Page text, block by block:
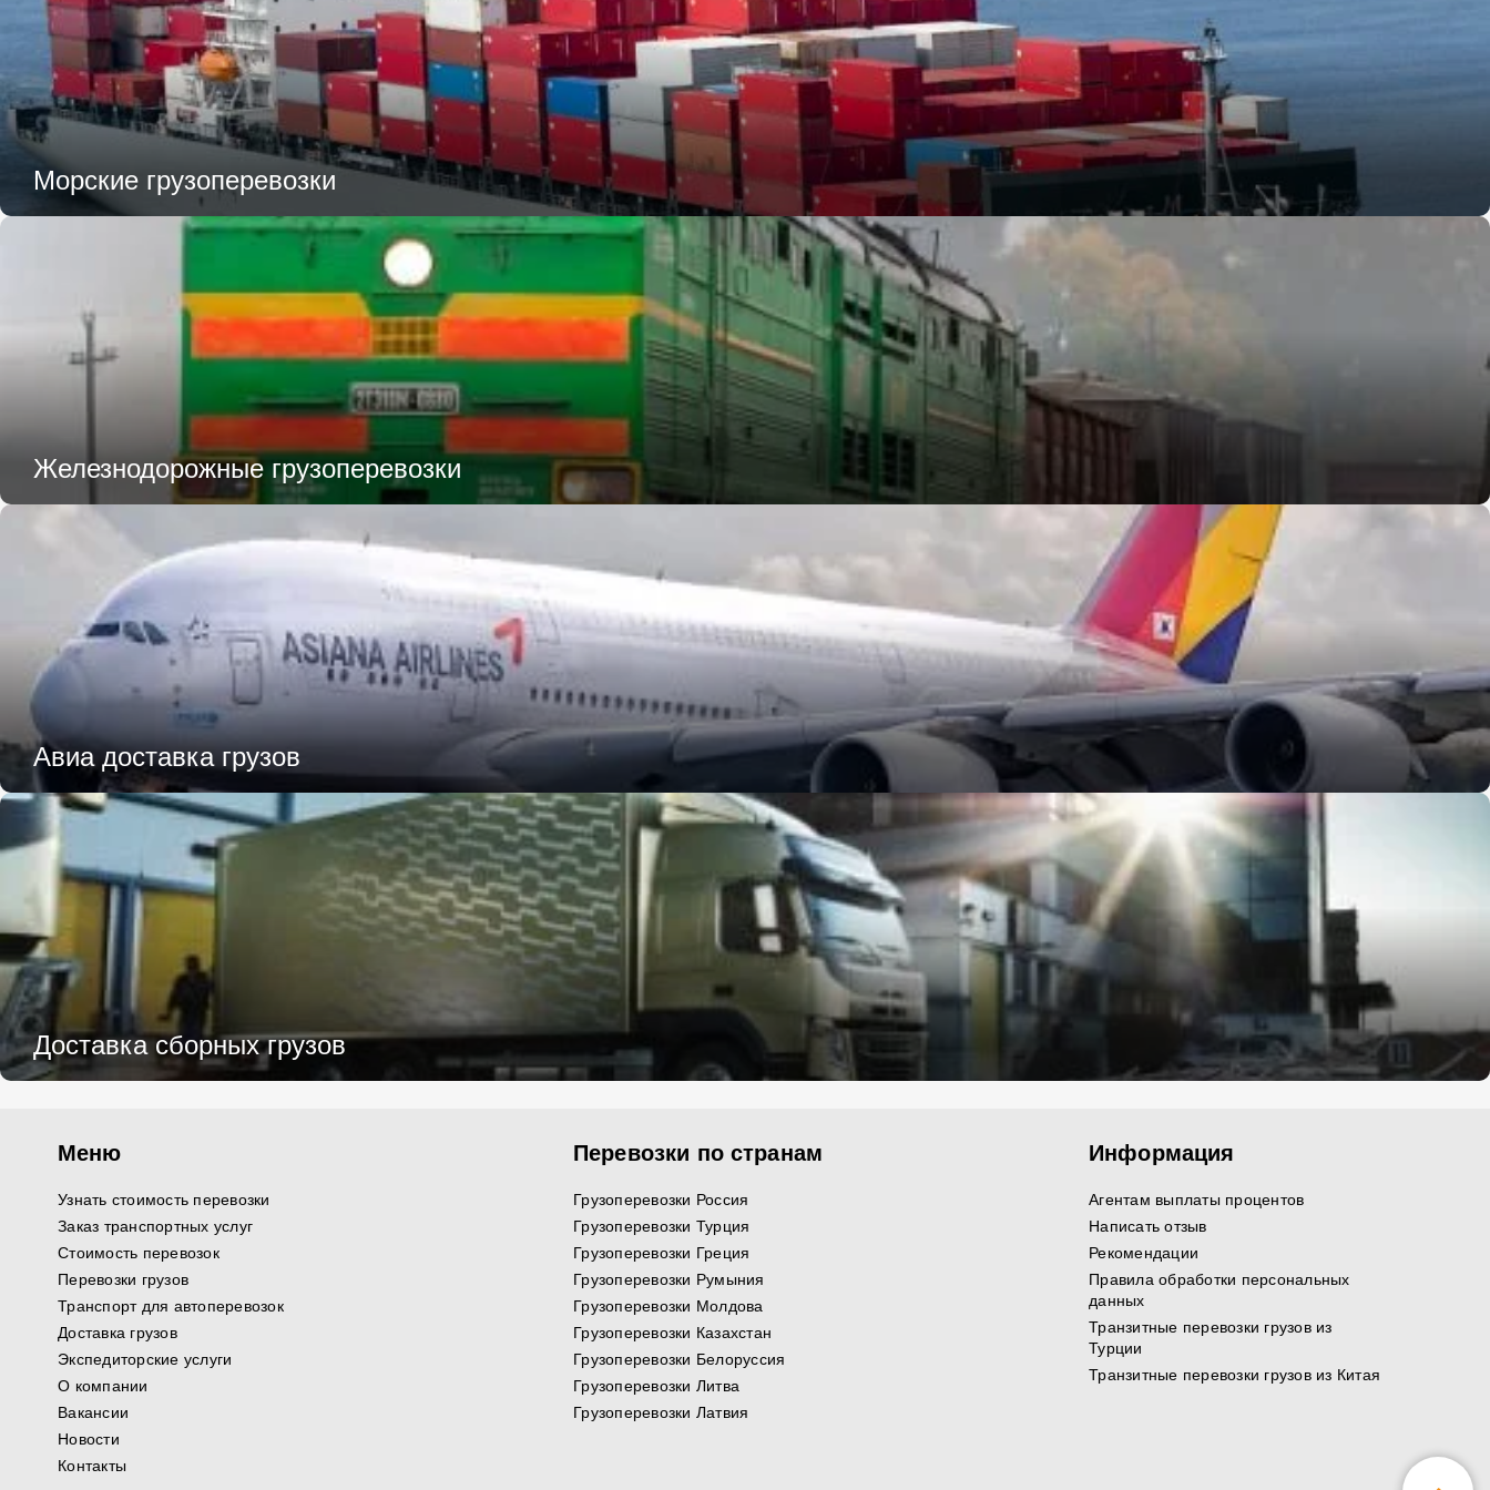
Морские грузоперевозки
Железнодорожные грузоперевозки
Авиа доставка грузов
Доставка сборных грузов
Меню
Узнать стоимость перевозки
Заказ транспортных услуг
Стоимость перевозок
Перевозки грузов
Транспорт для автоперевозок
Доставка грузов
Экспедиторские услуги
О компании
Вакансии
Новости
Контакты
Перевозки по странам
Грузоперевозки Россия
Грузоперевозки Турция
Грузоперевозки Греция
Грузоперевозки Румыния
Грузоперевозки Молдова
Грузоперевозки Казахстан
Грузоперевозки Белоруссия
Грузоперевозки Литва
Грузоперевозки Латвия
Информация
Агентам выплаты процентов
Написать отзыв
Рекомендации
Правила обработки персональных
данных
Транзитные перевозки грузов из
Турции
Транзитные перевозки грузов из Китая